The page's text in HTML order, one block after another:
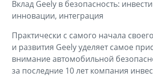
Вклад Geely в безопасность:
инновации, интеграция
Практически с самого начала
и развития Geely уделяет самое
внимание автомобильной
за последние 10 лет компания